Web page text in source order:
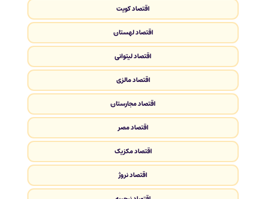
اقتصاد کویت
اقتصاد لهستان
اقتصاد لیتوانی
اقتصاد مالزی
اقتصاد مجارستان
اقتصاد مصر
اقتصاد مکزیک
اقتصاد نروژ